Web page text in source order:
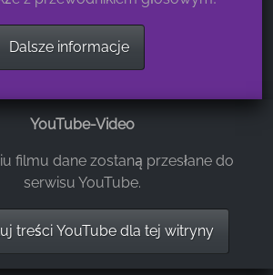
Dalsze informacje
YouTube-Video
filmu dane zostaną przesłane do
serwisu YouTube.
treści YouTube dla tej witryny